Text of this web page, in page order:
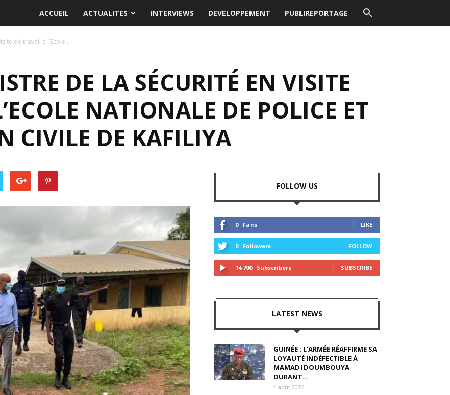
ACCUEIL ACTUALITES INTERVIEWS DEVELOPPEMENT PUBLIREPORTAGE
de travail à l’Ecole...
DE LA SÉCURITÉ EN VISITE
NATIONALE DE POLICE ET
CIVILE DE KAFILIYA
FOLLOW US
0 Fans LIKE
0 Followers FOLLOW
14,700 Subscribers SUBSCRIBE
LATEST NEWS
GUINÉE : L’ARMÉE RÉAFFIRME SA
LOYAUTÉ INDÉFECTIBLE À
MAMADI DOUMBOUYA
DURANT...
4 août 2026